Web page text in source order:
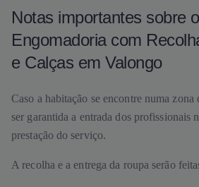
Notas importantes sobre
Engomadoria com
e Calças em Valongo
Caso a habitação se encontre numa zona
ser garantida a entrada dos profissionais
prestação do serviço.
A recolha e a entrega da roupa serão